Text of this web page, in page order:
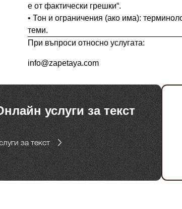
е от фактически грешки“.
• Тон и ограничения (ако има):
При въпроси относно услугата:
info@zapetaya.com
услуги за текст
за текст